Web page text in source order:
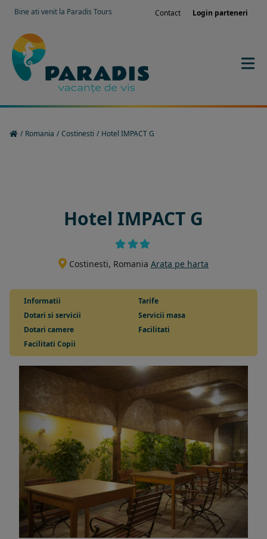
Bine ati venit la Paradis Tours Contact Login parteneri
/ Romania / Costinesti / Hotel IMPACT G
Hotel IMPACT G
Costinesti, Romania Arata pe harta
Informatii
Tarife
Dotari si servicii
Servicii masa
Dotari camere
Facilitati
Facilitati Copii